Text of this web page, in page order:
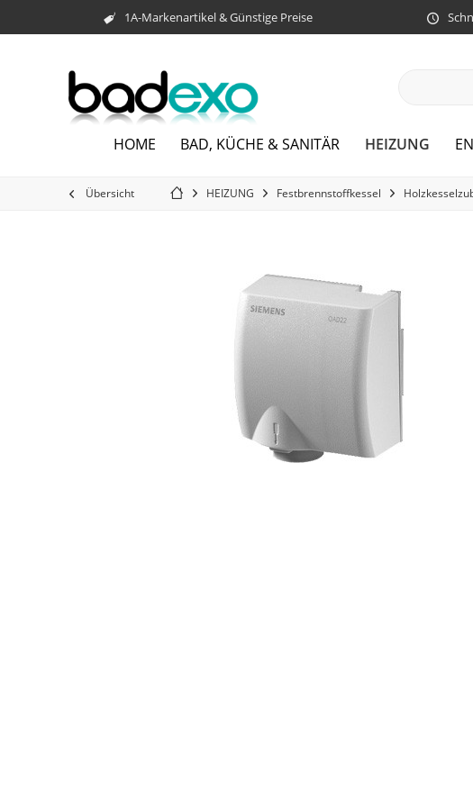
1A-Markenartikel & Günstige Preise
HOME BAD, KÜCHE & SANITÄR HEIZUNG
Übersicht HEIZUNG Festbrennstoffkessel